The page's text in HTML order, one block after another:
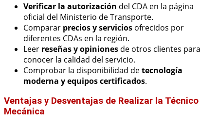
Verificar la autorización del CDA en la página
oficial del Ministerio de Transporte.
Comparar precios y servicios ofrecidos por
diferentes CDAs en la región.
Leer reseñas y opiniones de otros clientes para
conocer la calidad del servicio.
Comprobar la disponibilidad detecnología
moderna y equipos certificados.
Ventajas y Desventajas de Realizar la Técnico
Mecánica